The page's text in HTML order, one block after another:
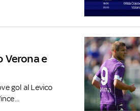
Verona e
gol al Levico